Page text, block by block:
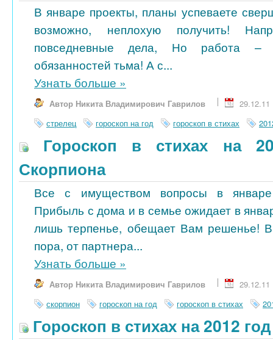
В январе проекты, планы успеваете
возможно, неплохую получить!
повседневные дела, Но работа –
обязанностей тьма! А с...
Узнать больше »
Автор Никита Владимирович Гаврилов
29.12.11
стрелец
гороскоп на год гороскоп в стихах
Гороскоп в стихах на
Скорпиона
Все с имуществом вопросы в январе
Прибыль с дома и в семье ожидает в
лишь терпенье, обещает Вам решенье!
пора, от партнера...
Узнать больше »
Автор Никита Владимирович Гаврилов
29.12.11
скорпион
гороскоп на год гороскоп в стихах
Гороскоп в стихах на 2012